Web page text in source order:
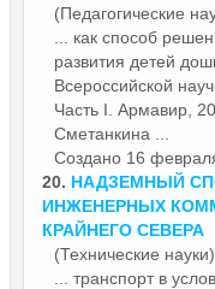
(Педагогические
... как способ
развития детей
Всероссийской
Часть I. Армавир,
Сметанкина ...
Создано 16
20. НАДЗЕМНЫЙ
ИНЖЕНЕРНЫХ
КРАЙНЕГО СЕВЕРА
(Технические науки)
... транспорт в